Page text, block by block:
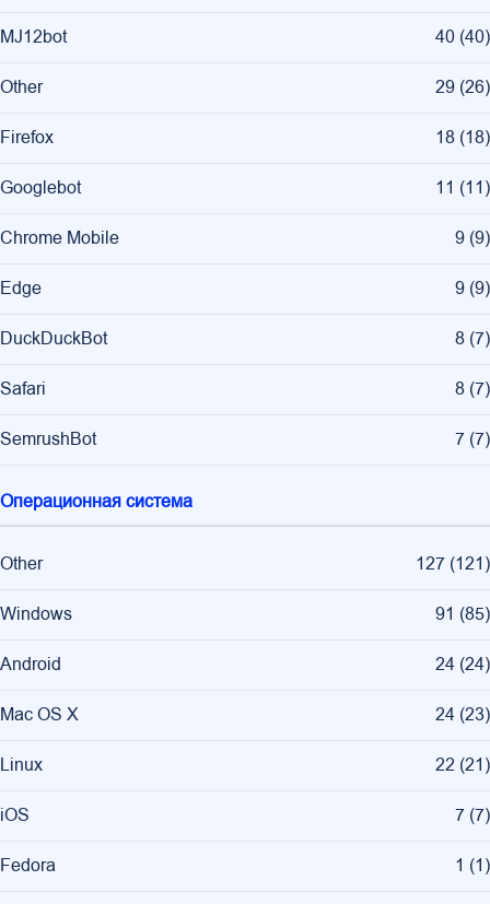
MJ12bot 40 (40)
Other 29 (26)
Firefox 18 (18)
Googlebot 11 (11)
Chrome Mobile 9 (9)
Edge 9 (9)
DuckDuckBot 8 (7)
Safari 8 (7)
SemrushBot 7 (7)
Операционная система
Other 127 (121)
Windows 91 (85)
Android 24 (24)
Mac OS X 24 (23)
Linux 22 (21)
iOS 7 (7)
Fedora 1 (1)